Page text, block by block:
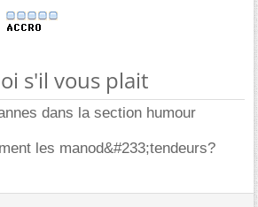
s'il vous plait
dans la section humour
les manod&#233;tendeurs?